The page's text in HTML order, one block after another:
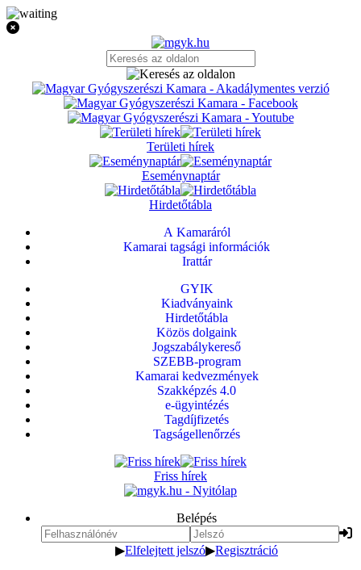
Területi hírek
Eseménynaptár
Hirdetőtábla
A Kamaráról
Kamarai tagsági információk
Irattár
GYIK
Kiadványaink
Hirdetőtábla
Közös dolgaink
Jogszabálykereső
SZEBB-program
Kamarai kedvezmények
Szakképzés 4.0
e-ügyintézés
Tagdíjfizetés
Tagságellenőrzés
Friss hírek
Belépés
▶Elfelejtett jelszó▶Regisztráció